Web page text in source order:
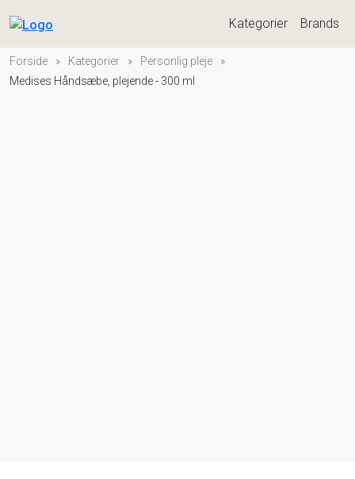
Kategorier Brands
Forside » Kategorier » Personlig pleje
»
Medises Håndsæbe, plejende - 300 ml